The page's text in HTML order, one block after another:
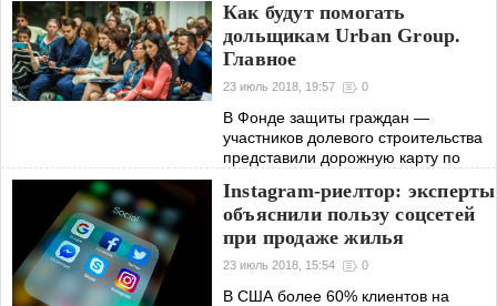
супругов
Как будут помогать
дольщикам Urban Group.
Главное
23 июль 2018, 19:57 0
В Фонде защиты граждан —
участников долевого строительства
представили дорожную карту по
квартир Urban Group
Instagram-риелтор: эксперты
объяснили пользу соцсетей
при продаже жилья
23 июль 2018, 15:54 0
В США более 60% клиентов на